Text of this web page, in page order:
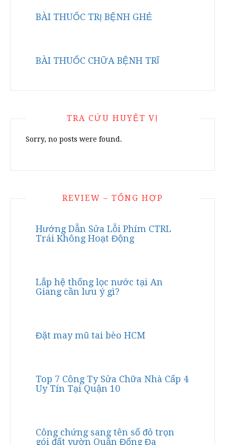
BÀI THUỐC TRỊ BỆNH GHẺ
BÀI THUỐC CHỮA BỆNH TRĨ
TRA CỨU HUYỆT VỊ
Sorry, no posts were found.
REVIEW – TỔNG HỢP
Hướng Dẫn Sửa Lỗi Phím CTRL
Trái Không Hoạt Động
Lắp hệ thống lọc nước tại An
Giang cần lưu ý gì?
Đặt may mũ tai bèo HCM
Top 7 Công Ty Sửa Chữa Nhà Cấp 4
Uy Tín Tại Quận 10
Công chứng sang tên sổ đỏ trọn
gói đất vườn Quận Đống Đa